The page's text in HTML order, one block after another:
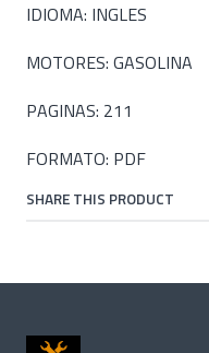
IDIOMA: INGLES
MOTORES: GASOLINA
PAGINAS: 211
FORMATO: PDF
SHARE THIS PRODUCT